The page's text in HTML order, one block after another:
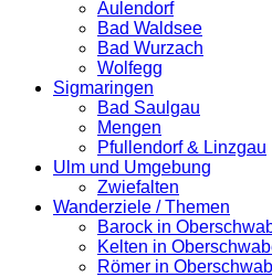
Aulendorf
Bad Waldsee
Bad Wurzach
Wolfegg
Sigmaringen
Bad Saulgau
Mengen
Pfullendorf & Linzgau
Ulm und Umgebung
Zwiefalten
Wanderziele / Themen
Barock in
Kelten in
Römer in